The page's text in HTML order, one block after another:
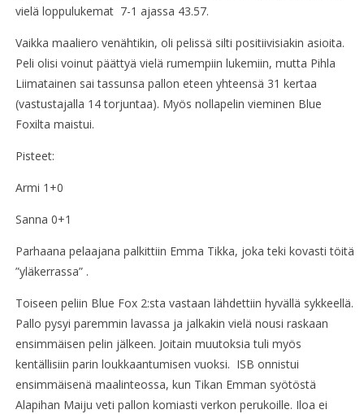
vielä loppulukemat 7-1 ajassa 43.57.
Vaikka maaliero venähtikin, oli pelissä silti positiivisiakin asioita.
Peli olisi voinut päättyä vielä rumempiin lukemiin, mutta Pihla
Liimatainen sai tassunsa pallon eteen yhteensä 31 kertaa
(vastustajalla 14 torjuntaa). Myös nollapelin vieminen Blue
Foxilta maistui.
Pisteet:
Armi 1+0
Sanna 0+1
Parhaana pelaajana palkittiin Emma Tikka, joka teki kovasti töitä
”yläkerrassa” .
Toiseen peliin Blue Fox 2:sta vastaan lähdettiin hyvällä sykkeellä.
Pallo pysyi paremmin lavassa ja jalkakin vielä nousi raskaan
ensimmäisen pelin jälkeen. Joitain muutoksia tuli myös
kentällisiin parin loukkaantumisen vuoksi. ISB onnistui
ensimmäisenä maalinteossa, kun Tikan Emman syötöstä
Alapihan Maiju veti pallon komiasti verkon perukoille. Iloa ei